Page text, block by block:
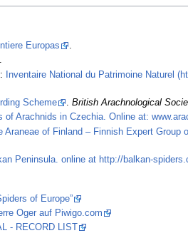
Europas
.
.
Inventaire National du Patrimoine Naturel
Scheme . British Arachnological
of Arachnids in Czechia. Online at:
Araneae of Finland – Finnish Expert Group
Peninsula. online at http://balkan-
of Europe”
Oger auf Piwigo.com
- RECORD LIST